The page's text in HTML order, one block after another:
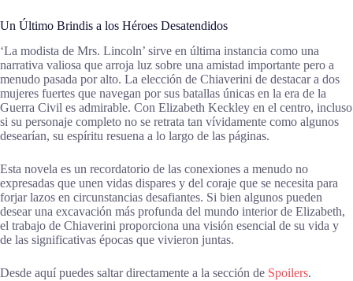
Un Último Brindis a los Héroes Desatendidos
‘La modista de Mrs. Lincoln’ sirve en última instancia como una
narrativa valiosa que arroja luz sobre una amistad importante pero a
menudo pasada por alto. La elección de Chiaverini de destacar a dos
mujeres fuertes que navegan por sus batallas únicas en la era de la
Guerra Civil es admirable. Con Elizabeth Keckley en el centro, incluso
si su personaje completo no se retrata tan vívidamente como algunos
desearían, su espíritu resuena a lo largo de las páginas.
Esta novela es un recordatorio de las conexiones a menudo no
expresadas que unen vidas dispares y del coraje que se necesita para
forjar lazos en circunstancias desafiantes. Si bien algunos pueden
desear una excavación más profunda del mundo interior de Elizabeth,
el trabajo de Chiaverini proporciona una visión esencial de su vida y
de las significativas épocas que vivieron juntas.
Desde aquí puedes saltar directamente a la sección de Spoilers.